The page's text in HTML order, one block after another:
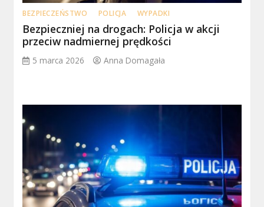
BEZPIECZEŃSTWO POLICJA WYPADKI
Bezpieczniej na drogach: Policja w akcji
przeciw nadmiernej prędkości
5 marca 2026 Anna Domagała